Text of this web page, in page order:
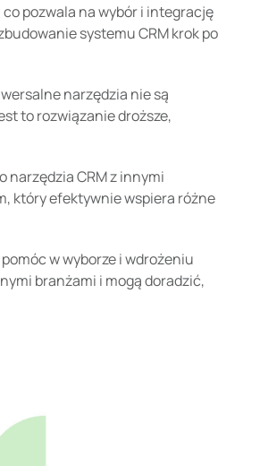
co pozwala na wybór i integrację
systemu CRM krok po
narzędzia nie są
to rozwiązanie droższe,
narzędzia CRM z innymi
który efektywnie wspiera różne
w wyborze i wdrożeniu
branżami i mogą doradzić,